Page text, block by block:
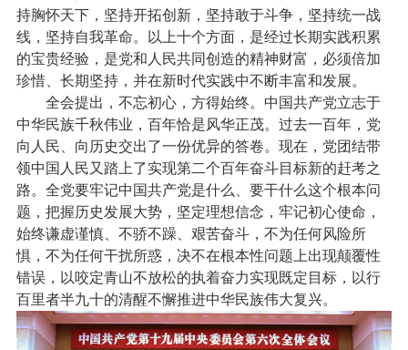
持胸怀天下，坚持开拓创新，坚持敢于斗争，坚持统一战
线，坚持自我革命。以上十个方面，是经过长期实践积累
的宝贵经验，是党和人民共同创造的精神财富，必须倍加
珍惜、长期坚持，并在新时代实践中不断丰富和发展。
全会提出，不忘初心，方得始终。中国共产党立志于
中华民族千秋伟业，百年恰是风华正茂。过去一百年，党
向人民、向历史交出了一份优异的答卷。现在，党团结带
领中国人民又踏上了实现第二个百年奋斗目标新的赶考之
路。全党要牢记中国共产党是什么、要干什么这个根本问
题，把握历史发展大势，坚定理想信念，牢记初心使命，
始终谦虚谨慎、不骄不躁、艰苦奋斗，不为任何风险所
惧，不为任何干扰所惑，决不在根本性问题上出现颠覆性
错误，以咬定青山不放松的执着奋力实现既定目标，以行
百里者半九十的清醒不懈推进中华民族伟大复兴。